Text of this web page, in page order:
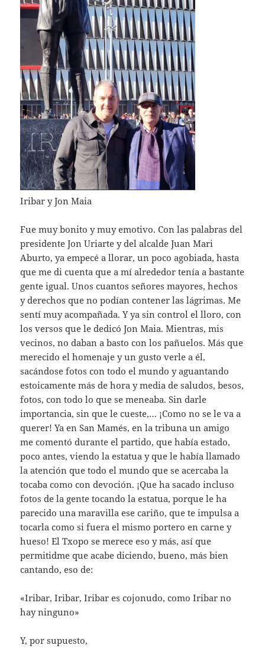
Iribar y Jon Maia
Fue muy bonito y muy emotivo. Con las palabras del
presidente Jon Uriarte y del alcalde Juan Mari
Aburto, ya empecé a llorar, un poco agobiada, hasta
que me di cuenta que a mí alrededor tenía a bastante
gente igual. Unos cuantos señores mayores, hechos
y derechos que no podían contener las lágrimas. Me
sentí muy acompañada. Y ya sin control el lloro, con
los versos que le dedicó Jon Maia. Mientras, mis
vecinos, no daban a basto con los pañuelos. Más que
merecido el homenaje y un gusto verle a él,
sacándose fotos con todo el mundo y aguantando
estoicamente más de hora y media de saludos, besos,
fotos, con todo lo que se meneaba. Sin darle
importancia, sin que le cueste,… ¡Como no se le va a
querer! Ya en San Mamés, en la tribuna un amigo
me comentó durante el partido, que había estado,
poco antes, viendo la estatua y que le había llamado
la atención que todo el mundo que se acercaba la
tocaba como con devoción. ¡Que ha sacado incluso
fotos de la gente tocando la estatua, porque le ha
parecido una maravilla ese cariño, que te impulsa a
tocarla como si fuera el mismo portero en carne y
hueso! El Txopo se merece eso y más, así que
permitidme que acabe diciendo, bueno, más bien
cantando, eso de:
«Iribar, Iribar, Iribar es cojonudo, como Iribar no
hay ninguno»
Y, por supuesto,